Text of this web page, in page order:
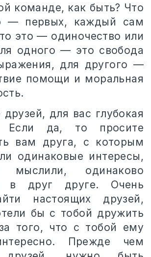
команде, как быть? Что
— первых, каждый сам
это — одиночество или
одного — это свобода
для другого —
помощи и моральная
друзей, для вас глубокая
Если да, то просите
вам друга, с которым
одинаковые интересы,
мыслили, одинаково
в друг друге. Очень
настоящих друзей,
бы с тобой дружить
того, что с тобой ему
Прежде чем